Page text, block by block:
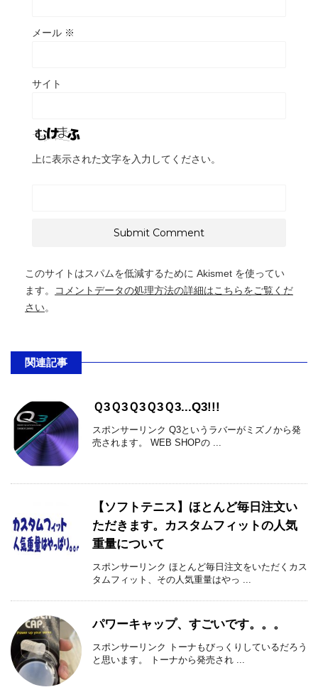
メール ※
サイト
上に表示された文字を入力してください。
このサイトはスパムを低減するために Akismet を使ってい
ます。
コメントデータの処理方法の詳細はこちらをご覧くだ
さい。
関連記事
Ｑ3Ｑ3Ｑ3Ｑ3Ｑ3...Q3!!!
スポンサーリンク Q3というラバーがミズノから発
売されます。 WEB SHOPの ...
【ソフトテニス】ほとんど毎日注文い
ただきます。カスタムフィットの人気
重量について
スポンサーリンク ほとんど毎日注文をいただくカス
タムフィット、その人気重量はやっ ...
パワーキャップ、すごいです。。。
スポンサーリンク トーナもびっくりしているだろう
と思います。 トーナから発売され ...